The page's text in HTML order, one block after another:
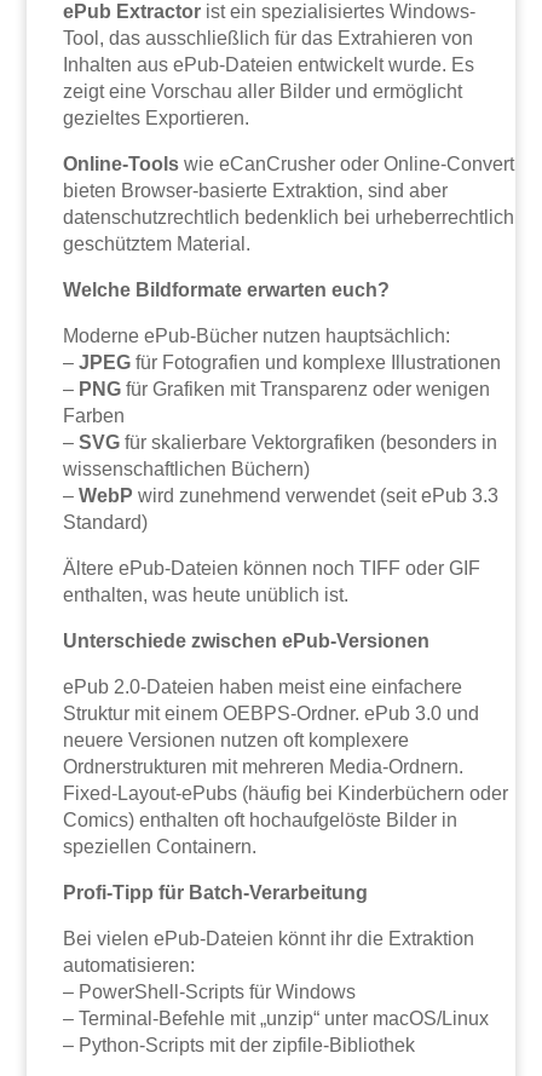
ePub Extractor ist ein spezialisiertes Windows-
Tool, das ausschließlich für das Extrahieren von
Inhalten aus ePub-Dateien entwickelt wurde. Es
zeigt eine Vorschau aller Bilder und ermöglicht
gezieltes Exportieren.
Online-Tools wie eCanCrusher oder Online-Convert
bieten Browser-basierte Extraktion, sind aber
datenschutzrechtlich bedenklich bei urheberrechtlich
geschütztem Material.
Welche Bildformate erwarten euch?
Moderne ePub-Bücher nutzen hauptsächlich:
–JPEG für Fotografien und komplexe Illustrationen
– PNG für Grafiken mit Transparenz oder wenigen
Farben
–SVG für skalierbare Vektorgrafiken (besonders in
wissenschaftlichen Büchern)
–WebP wird zunehmend verwendet (seit ePub 3.3
Standard)
Ältere ePub-Dateien können noch TIFF oder GIF
enthalten, was heute unüblich ist.
Unterschiede zwischen ePub-Versionen
ePub 2.0-Dateien haben meist eine einfachere
Struktur mit einem OEBPS-Ordner. ePub 3.0 und
neuere Versionen nutzen oft komplexere
Ordnerstrukturen mit mehreren Media-Ordnern.
Fixed-Layout-ePubs (häufig bei Kinderbüchern oder
Comics) enthalten oft hochaufgelöste Bilder in
speziellen Containern.
Profi-Tipp für Batch-Verarbeitung
Bei vielen ePub-Dateien könnt ihr die Extraktion
automatisieren:
– PowerShell-Scripts für Windows
– Terminal-Befehle mit „unzip“ unter macOS/Linux
– Python-Scripts mit der zipfile-Bibliothek